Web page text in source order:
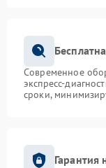
Современное
экспресс-
сроки,
Гарантия